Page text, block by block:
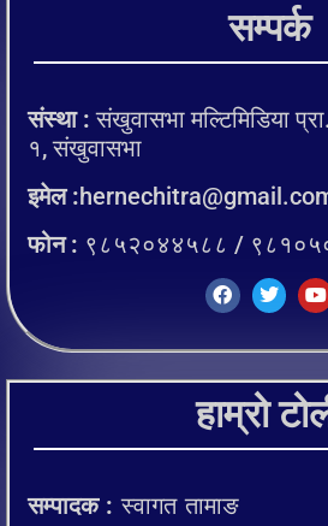
सम्पर्क
संस्था : संखुवासभा
१, संखुवासभा
इमेल :
फोन : ९८५२०४४५८८ /
हाम्रो
सम्पादक :स्वागत तामाङ